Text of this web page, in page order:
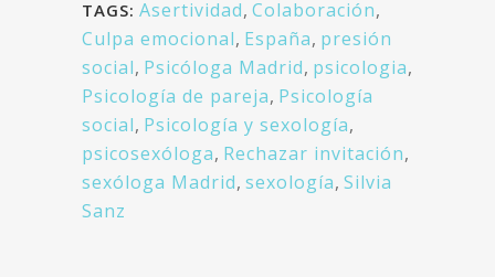
TAGS: Asertividad, Colaboración,
Culpa emocional, España, presión
social, Psicóloga Madrid, psicologia,
Psicología de pareja, Psicología
social, Psicología y sexología,
psicosexóloga, Rechazar invitación,
sexóloga Madrid, sexología, Silvia
Sanz